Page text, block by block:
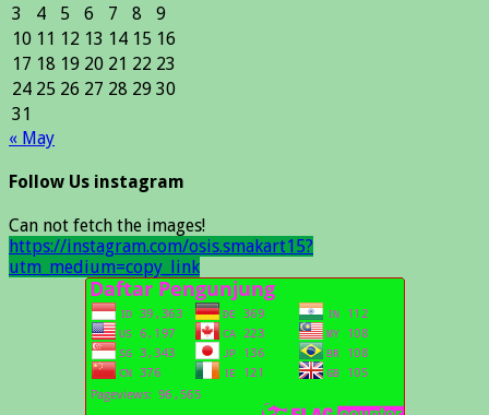
3
4 5 6 7 8
9
10 11 12 13 14 15 16
17 18 19 20 21 22 23
24 25 26 27 28 29 30
31
« May
Follow Us instagram
Can not fetch the images!
https://instagram.com/osis.smakart15?
utm_medium=copy_link